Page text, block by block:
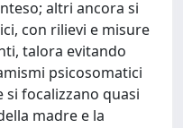
altri ancora si
con rilievi e misure
talora evitando
psicosomatici
focalizzano quasi
madre e la